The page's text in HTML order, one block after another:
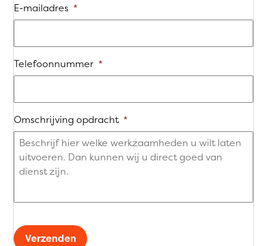
E-mailadres *
Telefoonnummer *
Omschrijving opdracht *
Verzenden